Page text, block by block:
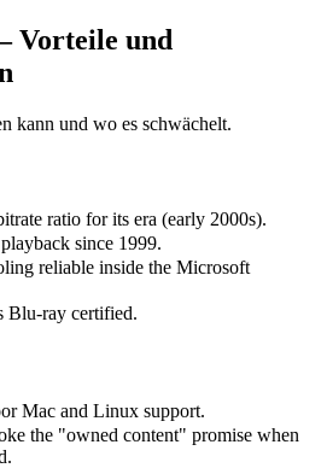
Vorteile und
kann und wo es schwächelt.
ratio for its era (early 2000s).
since 1999.
reliable inside the Microsoft
Blu-ray certified.
Mac and Linux support.
the "owned content" promise when